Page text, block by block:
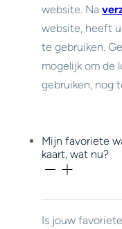
website. Na
website, heeft
te gebruiken.
mogelijk om de
gebruiken, nog
Mijn favoriete
kaart, wat nu?
Is jouw